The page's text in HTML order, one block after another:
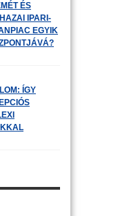
ÉS
IPARI-
EGYIK
ÍGY